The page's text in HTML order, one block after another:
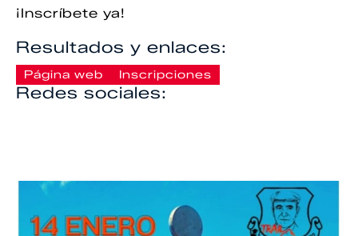
¡Inscríbete ya!
Resultados y enlaces:
Página web Inscripciones
Redes sociales: